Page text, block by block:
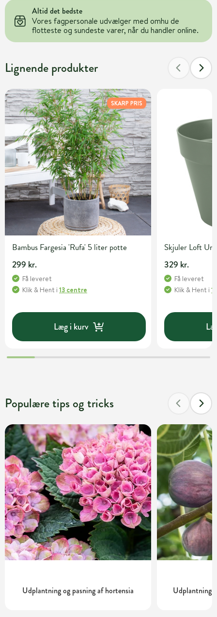
Altid det bedste
Vores fagpersonale udvælger med omhu de
flotteste og sundeste varer, når du handler online.
Lignende produkter
SKARP PRIS
Bambus Fargesia 'Rufa' 5 liter potte
299 kr.
Få leveret
Klik & Hent i 13 centre
Læg i kurv
Skjuler Loft
329 kr.
Få leveret
Klik & Hent i
Populære tips og tricks
Udplantning og pasning af hortensia Udplantning